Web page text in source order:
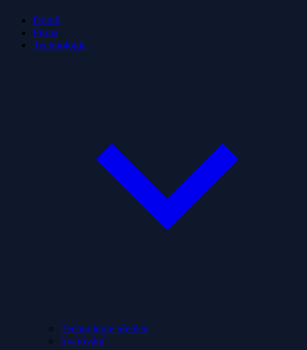
Domů
Firma
Technologie
Technologie přehled
Svařování